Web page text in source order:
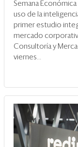
Semana
uso de la
primer estudio
mercado
Consultoría y
viernes...